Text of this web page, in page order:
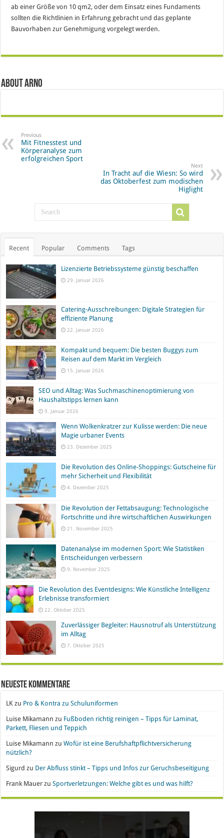
ab einer Größe von 10 qm2, oder dem Einsatz eines Fundaments
sollten die Richtlinien in Erfahrung gebracht und das geplante
Bauvorhaben zur Genehmigung vorgelegt werden.
About arno
Previous
Mit Fitnesstest und
Körperanalyse zum
erfolgreichen Sport
Next
In Tracht auf die Wiesn: So wird
das Oktoberfest zum modischen
Higlight
Recent Popular Comments Tags
Lizenzierte Betriebssysteme günstig beschaffen
29. Januar 2026
Catering-Ausschreibungen: Digitale Strategien für
effiziente Planung
22. Januar 2026
Kompakt und bequem: Die besten Buggys zum
Reisen auf dem Markt im Vergleich
15. Januar 2026
SEO und Alltag: Was Suchmaschinenoptimierung von
Haushaltstipps lernen kann
9. Januar 2026
Wenn Wolkenkratzer zur Kulisse werden: Die neue
Magie urbaner Events
23. Dezember 2025
Die Revolution des Online-Shoppings: Gutscheine für
mehr Sicherheit und Flexibilität
4. Dezember 2025
Die Revolution der Fettabsaugung: Technologische
Fortschritte und ihre wirtschaftlichen Auswirkungen
21. November 2025
Datenanalyse im modernen Sport: Wie Statistiken
Entscheidungen verbessern
9. November 2025
Die Revolution des Eventdesigns: Wie Künstliche Intelligenz
Erlebnisse transformiert
22. Oktober 2025
Zuverlässiger Begleiter: Hausnotruf als Unterstützung
im Alltag
7. Oktober 2025
Neueste Kommentare
LK zu Pro & Kontra zu Schuluniformen
Luise Mikamann zu Fußboden richtig reinigen – Tipps für Laminat,
Parkett, Fliesen und Teppich
Luise Mikamann zuWofür ist eine Berufshaftpflichtversicherung
nützlich?
Sigurd zu Der Abfluss stinkt – Tipps und Infos zur Geruchsbeseitigung
Frank Mauer zuSportverletzungen: Welche gibt es und was hilft?